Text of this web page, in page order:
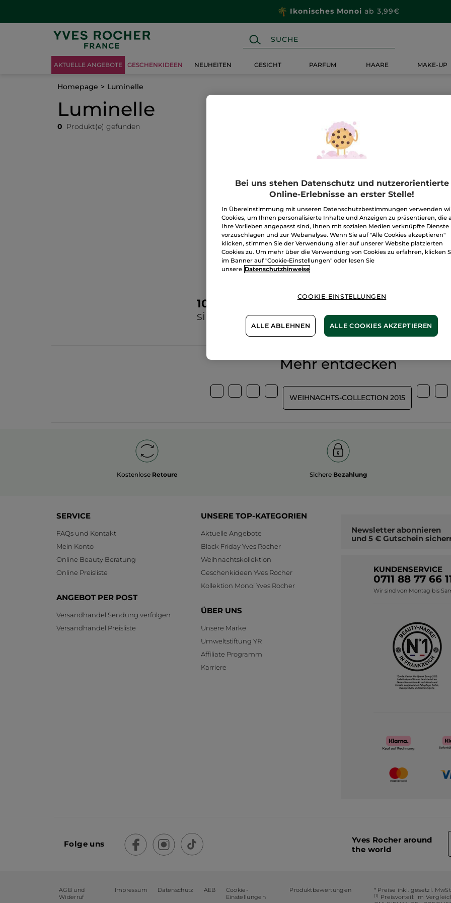
Ikonisches Monoi ab 3,99€
AKTUELLE ANGEBOTE GESCHENKIDEEN NEUHEITEN GESICHT PARFUM HAARE MAKE-UP
Homepage Luminelle
Luminelle
0 Produkt(e) gefunden
100%
unserer Aktivstoffe
sind
pflanzlich
Wir
biologisch
Mehr entdecken
WEIHNACHTS-COLLECTION 2015
Kostenlose Retoure Sichere Bezahlung
SERVICE
FAQs und Kontakt
Mein Konto
Online Beauty Beratung
Online Preisliste
ANGEBOT PER POST
Versandhandel Sendung verfolgen
Versandhandel Preisliste
UNSERE TOP-KATEGORIEN
Aktuelle Angebote
Black Friday Yves Rocher
Weihnachtskollektion
Geschenkideen Yves Rocher
Kollektion Monoi Yves Rocher
ÜBER UNS
Unsere Marke
Umweltstiftung YR
Affiliate Programm
Karriere
Newsletter abonnieren
und 5 € Gutschein
KUNDENSERVICE
0711 88 77 66
Wir sind von Montag bis
Folge uns
Yves Rocher around
the world
AGB und
Widerruf
Impressum Datenschutz AEB
Cookie-
Einstellungen
Produktbewertungen * Preise inkl. gesetzl.
(1) Preisvorteil: Im
Bei uns stehen Datenschutz und nutzerorientierte
Online-Erlebnisse an erster Stelle!
In Übereinstimmung mit unseren Datenschutzbestimmungen verwenden
Cookies, um Ihnen personalisierte Inhalte und Anzeigen zu präsentieren, die
Ihre Vorlieben angepasst sind, Ihnen mit sozialen Medien verknüpfte Dienste
vorzuschlagen und zur Webanalyse. Wenn Sie auf "Alle Cookies akzeptieren"
klicken, stimmen Sie der Verwendung aller auf unserer Website platzierten
Cookies zu. Um mehr über die Verwendung von Cookies zu erfahren, klicken
im Banner auf "Cookie-Einstellungen" oder lesen Sie
unsere Datenschutzhinweise
COOKIE-EINSTELLUNGEN
ALLE ABLEHNEN ALLE COOKIES AKZEPTIEREN